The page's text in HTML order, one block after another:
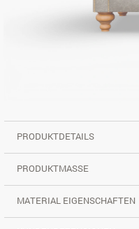
PRODUKTDETAILS
PRODUKTMASSE
MATERIAL EIGENSCHAFTEN